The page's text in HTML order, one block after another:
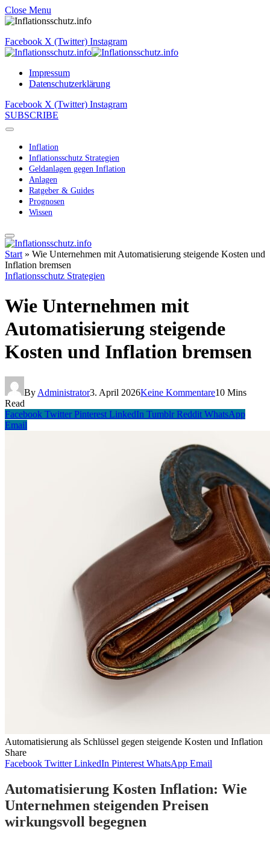
Close Menu
Facebook X (Twitter) Instagram
Impressum
Datenschutzerklärung
Facebook X (Twitter) Instagram
SUBSCRIBE
Inflation
Inflationsschutz Strategien
Geldanlagen gegen Inflation
Anlagen
Ratgeber & Guides
Prognosen
Wissen
Start » Wie Unternehmen mit Automatisierung steigende Kosten und
Inflation bremsen
Inflationsschutz Strategien
Wie Unternehmen mit
Automatisierung steigende
Kosten und Inflation bremsen
By Administrator3. April 2026Keine Kommentare10 Mins
Read
Facebook Twitter Pinterest LinkedIn Tumblr Reddit WhatsApp
Email
Automatisierung als Schlüssel gegen steigende Kosten und Inflation
Share
Facebook Twitter LinkedIn Pinterest WhatsApp Email
Automatisierung Kosten Inflation: Wie
Unternehmen steigenden Preisen
wirkungsvoll begegnen